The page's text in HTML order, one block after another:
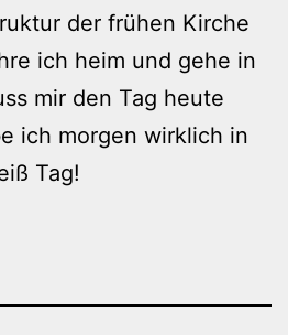
der frühen Kirche
ich heim und gehe in
mir den Tag heute
ich morgen wirklich in
Tag!